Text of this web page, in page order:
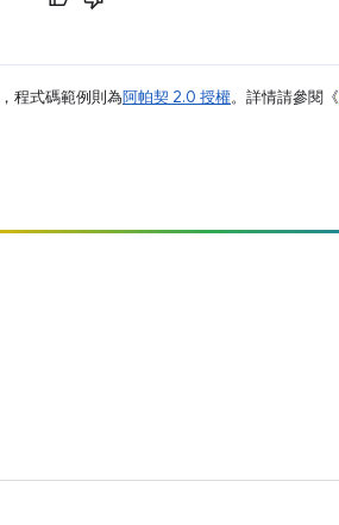
，程式碼範例則為阿帕契 2.0 授權。詳情請參閱《